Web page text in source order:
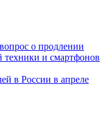
о продлении
техники и смартфонов
в России в апреле